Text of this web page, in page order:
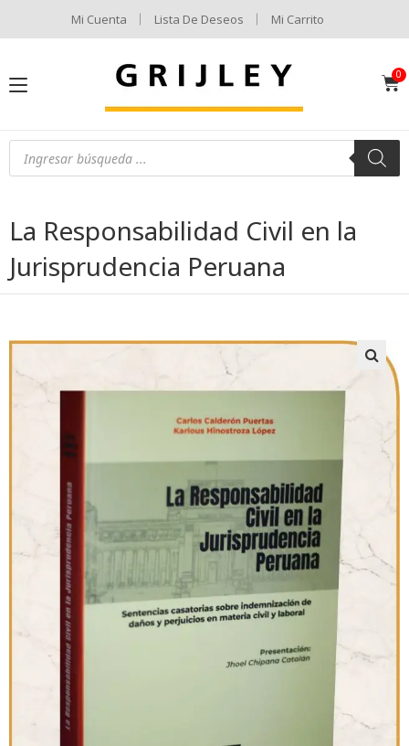
Mi Cuenta Lista De Deseos Mi Carrito
La Responsabilidad Civil en la
Jurisprudencia Peruana